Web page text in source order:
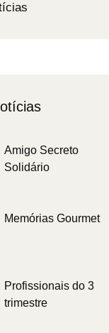
Amigo Secreto
Solidário
Memórias Gourmet
Profissionais do 3
trimestre